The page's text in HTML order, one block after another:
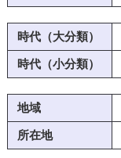
時代（大分類）
時代（小分類）
地域
所在地